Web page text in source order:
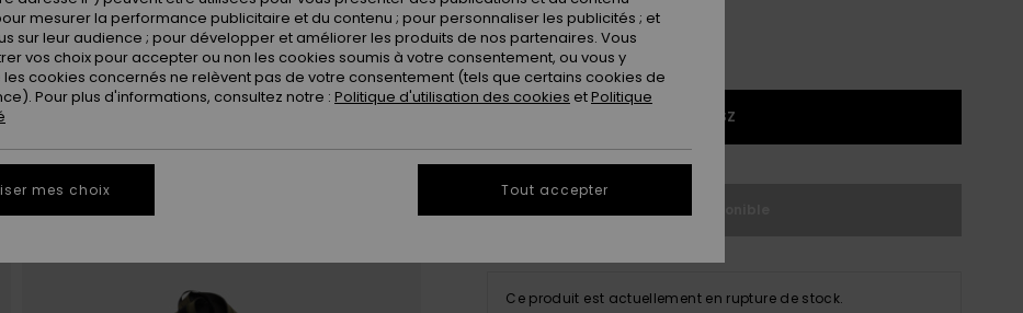
1SZ
Ce produit est actuellement en rupture de stock.
mesurer la performance publicitaire et du contenu ; pour personnaliser les publicités ; et
sur leur audience ; pour développer et améliorer les produits de nos partenaires. Vous
vos choix pour accepter ou non les cookies soumis à votre consentement, ou vous y
cookies concernés ne relèvent pas de votre consentement (tels que certains cookies de
Pour plus d'informations, consultez notre : Politique d'utilisation des cookies etPolitique
mes choix Tout accepter